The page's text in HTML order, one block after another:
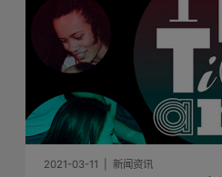
2021-03-11 新闻资讯